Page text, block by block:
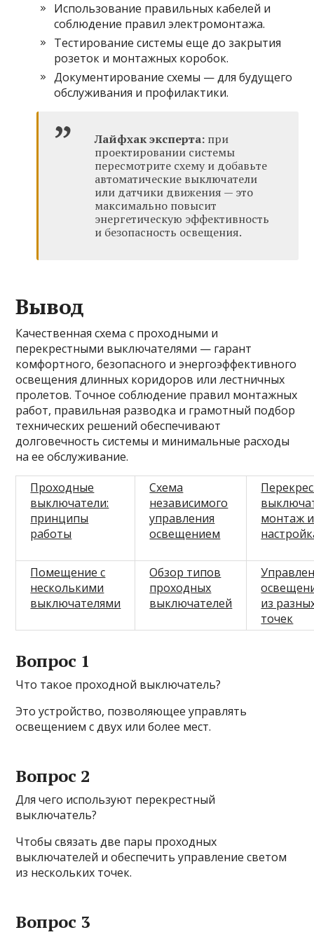
Использование правильных кабелей и
соблюдение правил электромонтажа.
Тестирование системы еще до закрытия
розеток и монтажных коробок.
Документирование схемы — для будущего
обслуживания и профилактики.
Лайфхак эксперта: при
проектировании системы
пересмотрите схему и добавьте
автоматические выключатели
или датчики движения — это
максимально повысит
энергетическую эффективность
и безопасность освещения.
Вывод
Качественная схема с проходными и
перекрестными выключателями — гарант
комфортного, безопасного и энергоэффективного
освещения длинных коридоров или лестничных
пролетов. Точное соблюдение правил монтажных
работ, правильная разводка и грамотный подбор
технических решений обеспечивают
долговечность системы и минимальные расходы
на ее обслуживание.
Проходные
выключатели:
принципы
работы
Схема
независимого
управления
освещением
монтаж и
Помещение с
несколькими
выключателями
Обзор типов
проходных
выключателей
из
точек
Вопрос 1
Что такое проходной выключатель?
Это устройство, позволяющее управлять
освещением с двух или более мест.
Вопрос 2
Для чего используют перекрестный
выключатель?
Чтобы связать две пары проходных
выключателей и обеспечить управление светом
из нескольких точек.
Вопрос 3